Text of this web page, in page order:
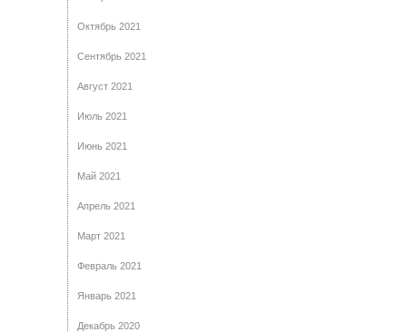
Октябрь 2021
Сентябрь 2021
Август 2021
Июль 2021
Июнь 2021
Май 2021
Апрель 2021
Март 2021
Февраль 2021
Январь 2021
Декабрь 2020